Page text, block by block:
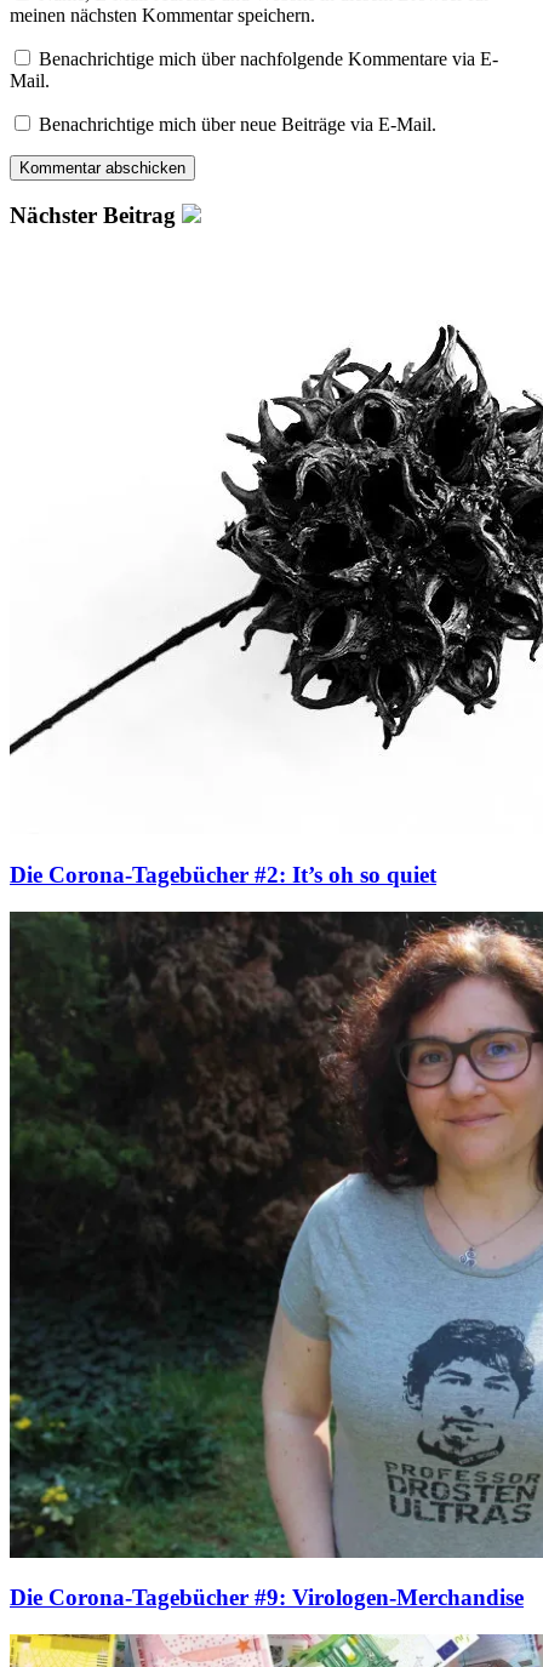
meinen nächsten Kommentar speichern.
Benachrichtige mich über nachfolgende Kommentare via E-
Mail.
Benachrichtige mich über neue Beiträge via E-Mail.
Nächster Beitrag
Die Corona-Tagebücher #2: It’s oh so quiet
Die Corona-Tagebücher #9: Virologen-Merchandise